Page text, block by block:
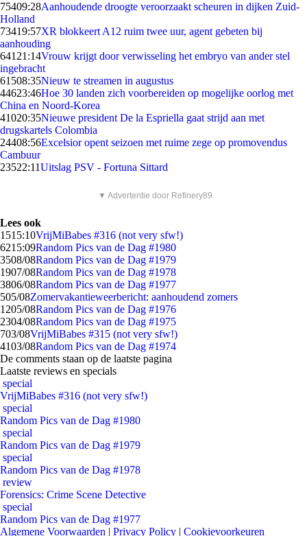
75409:28Aanhoudende droogte veroorzaakt scheuren in dijken Zuid-
Holland
73419:57XR blokkeert A12 ruim twee uur, agent gebeten bij
aanhouding
641 21:14Vrouw krijgt door verwisseling het embryo van ander stel
ingebracht
61508:35Nieuw te streamen in augustus
44623:46Hoe 30 landen zich voorbereiden op mogelijke oorlog met
China en Noord-Korea
41020:35Nieuwe president De la Espriella gaat strijd aan met
drugskartels Colombia
24408:56Excelsior opent seizoen met ruime zege op promovendus
Cambuur
23522:11Uitslag PSV - Fortuna Sittard
▼ Advertentie door Refinery89
Lees ook
1515:10VrijMiBabes #316 (not very sfw!)
6215:09Random Pics van de Dag #1980
3508/08Random Pics van de Dag #1979
1907/08Random Pics van de Dag #1978
3806/08Random Pics van de Dag #1977
505/08Zomervakantieweerbericht: aanhoudend zomers
1205/08Random Pics van de Dag #1976
2304/08Random Pics van de Dag #1975
703/08VrijMiBabes #315 (not very sfw!)
4103/08Random Pics van de Dag #1974
De comments staan op de laatste pagina
Laatste reviews en specials
special
VrijMiBabes #316 (not very sfw!)
special
Random Pics van de Dag #1980
special
Random Pics van de Dag #1979
special
Random Pics van de Dag #1978
review
Forensics: Crime Scene Detective
special
Random Pics van de Dag #1977
Algemene Voorwaarden | Privacy Policy | Cookievoorkeuren